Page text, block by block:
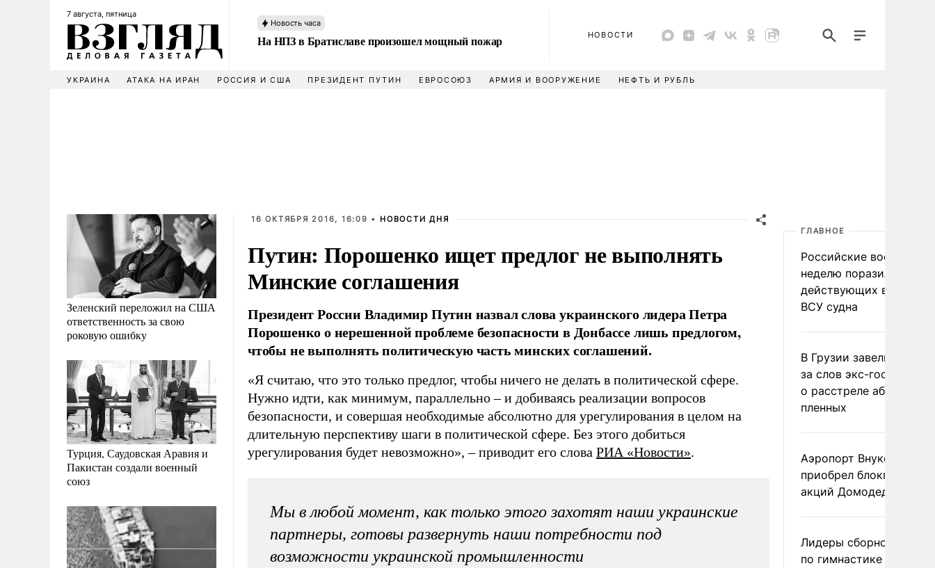
7 августа, пятница
Новость часа
На НПЗ в Братиславе произошел мощный пожар НОВОСТИ
УКРАИНА АТАКА НА ИРАН РОССИЯ И США ПРЕЗИДЕНТ ПУТИН ЕВРОСОЮЗ АРМИЯ И ВООРУЖЕНИЕ НЕФТЬ И РУБЛЬ
Зеленский переложил на США
ответственность за свою
роковую ошибку
Турция, Саудовская Аравия и
Пакистан создали военный
союз
16 ОКТЯБРЯ 2016, 16:09 • НОВОСТИ ДНЯ
Путин: Порошенко ищет предлог не выполнять
Минские соглашения
Президент России Владимир Путин назвал слова украинского лидера Петра
Порошенко о нерешенной проблеме безопасности в Донбассе лишь предлогом,
чтобы не выполнять политическую часть минских соглашений.
«Я считаю, что это только предлог, чтобы ничего не делать в политической сфере.
Нужно идти, как минимум, параллельно – и добиваясь реализации вопросов
безопасности, и совершая необходимые абсолютно для урегулирования в целом на
длительную перспективу шаги в политической сфере. Без этого добиться
урегулирования будет невозможно», – приводит его слова РИА «Новости».
Мы в любой момент, как только этого захотят наши украинские
партнеры, готовы развернуть наши потребности под
возможности украинской промышленности
ГЛАВНОЕ
Российские военные за
неделю поразили 34
действующих в
ВСУ судна
В Грузии завели дело
за слов экс-
о расстреле абхазских
пленных
Аэропорт Внуково
приобрел блокпакет
акций Домодедово
Лидеры сборной
по гимнастике не